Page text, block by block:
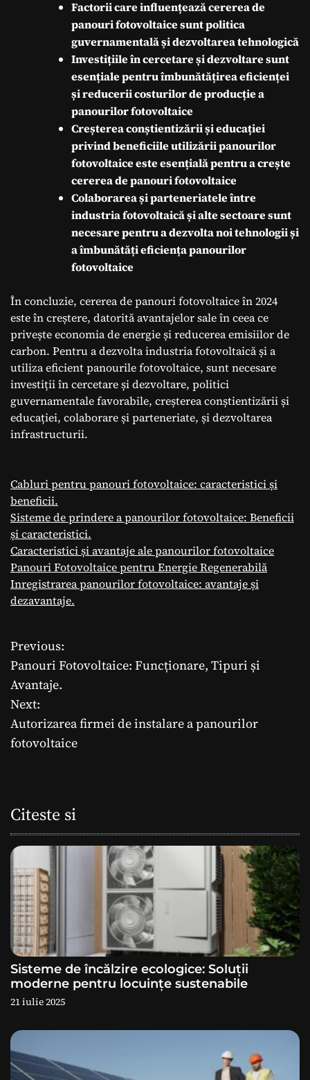
Factorii care influențează cererea de
panouri fotovoltaice sunt politica
guvernamentală și dezvoltarea tehnologică
Investițiile în cercetare și dezvoltare sunt
esențiale pentru îmbunătățirea eficienței
și reducerii costurilor de producție a
panourilor fotovoltaice
Creșterea conștientizării și educației
privind beneficiile utilizării panourilor
fotovoltaice este esențială pentru a crește
cererea de panouri fotovoltaice
Colaborarea și parteneriatele între
industria fotovoltaică și alte sectoare sunt
necesare pentru a dezvolta noi tehnologii și
a îmbunătăți eficiența panourilor
fotovoltaice
În concluzie, cererea de panouri fotovoltaice în 2024
este în creștere, datorită avantajelor sale în ceea ce
privește economia de energie și reducerea emisiilor de
carbon. Pentru a dezvolta industria fotovoltaică și a
utiliza eficient panourile fotovoltaice, sunt necesare
investiții în cercetare și dezvoltare, politici
guvernamentale favorabile, creșterea conștientizării și
educației, colaborare și parteneriate, și dezvoltarea
infrastructurii.
Cabluri pentru panouri fotovoltaice: caracteristici și
beneficii.
Sisteme de prindere a panourilor fotovoltaice: Beneficii
și caracteristici.
Caracteristici și avantaje ale panourilor fotovoltaice
Panouri Fotovoltaice pentru Energie Regenerabilă
Inregistrarea panourilor fotovoltaice: avantaje și
dezavantaje.
N
a
v
i
r
e
î
n
a
r
t
i
c
Previous:
Panouri Fotovoltaice: Funcționare, Tipuri și
Avantaje.
Next:
Autorizarea firmei de instalare a panourilor
fotovoltaice
Citeste si
Sisteme de încălzire ecologice: Soluții
moderne pentru locuințe sustenabile
21 iulie 2025